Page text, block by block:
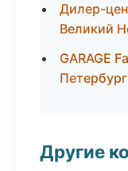
Дилер-
Великий
GARAGE
Петербург
Другие